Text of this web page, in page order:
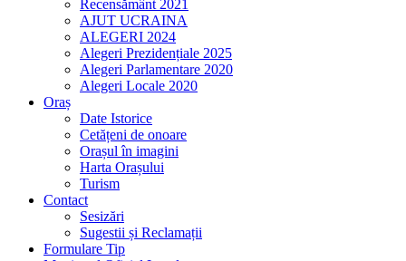
Recensământ 2021
AJUT UCRAINA
ALEGERI 2024
Alegeri Prezidențiale 2025
Alegeri Parlamentare 2020
Alegeri Locale 2020
Oraș
Date Istorice
Cetățeni de onoare
Orașul în imagini
Harta Orașului
Turism
Contact
Sesizări
Sugestii și Reclamații
Formulare Tip